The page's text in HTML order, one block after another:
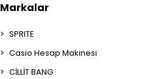
Markalar
SPRITE
Casio Hesap Makinesi
CİLLİT BANG